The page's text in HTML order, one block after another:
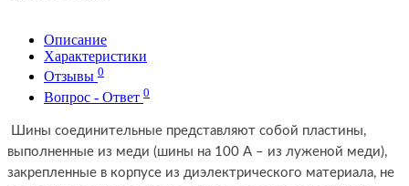
Описание
Характеристики
Отзывы 0
Вопрос - Ответ 0
Шины соединительные представляют собой пластины,
выполненные из меди (шины на 100 А – из луженой меди),
закрепленные в корпусе из диэлектрического материала, не